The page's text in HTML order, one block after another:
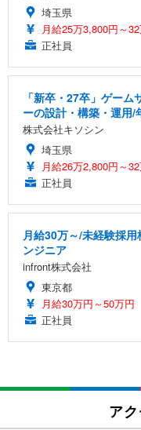
埼玉県
月給25万3,800円～
正社員
「新卒・27卒」ゲー
ーの設計・構築・運用/
株式会社キソシン
埼玉県
月給26万2,800円～
正社員
月給30万～/未経験採
ンジニア
infront株式会社
東京都
月給30万円～50万円
正社員
ア